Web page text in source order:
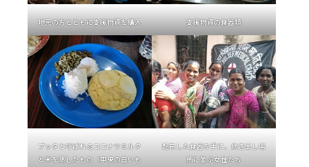
地元の方とともに支援物資を購入 支援物資の食器類
プッタと呼ばれるココナツミルク
と米を蒸したもの（中央の白いも
配布した食器を手に、炊き出し場
所に並ぶ女性たち